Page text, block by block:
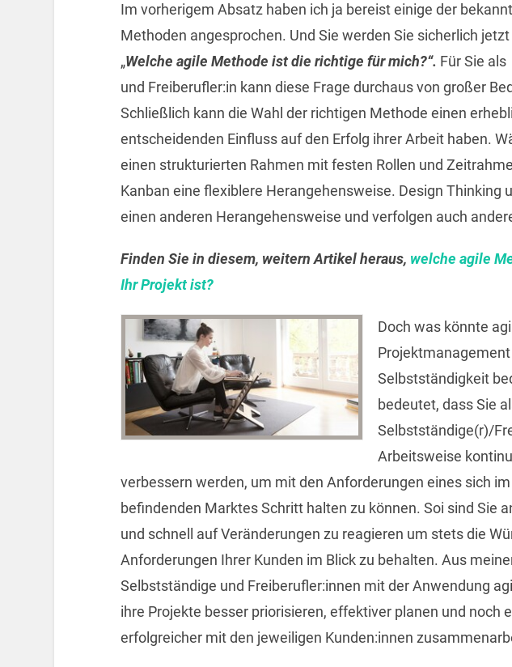
Im vorherigem Absatz haben ich ja bereist einige der
Methoden angesprochen. Und Sie werden Sie sicherlich
„Welche agile Methode ist die richtige für mich?“. Für Sie
und Freiberufler:in kann diese Frage durchaus von großer
Schließlich kann die Wahl der richtigen Methode einen
entscheidenden Einfluss auf den Erfolg ihrer Arbeit haben.
einen strukturierten Rahmen mit festen Rollen und
Kanban eine flexiblere Herangehensweise. Design Thinking
einen anderen Herangehensweise und verfolgen auch
Finden Sie in diesem, weitern Artikel heraus, welche agile
Ihr Projekt ist?
Doch was könnte
Selbstständigkeit
bedeutet, dass Sie
Selbstständige(r)/
Arbeitsweise
verbessern werden, um mit den Anforderungen eines sich
befindenden Marktes Schritt halten zu können. Soi sind Sie
und schnell auf Veränderungen zu reagieren um stets die
Anforderungen Ihrer Kunden im Blick zu behalten. Aus
Selbstständige und Freiberufler:innen mit der Anwendung
ihre Projekte besser priorisieren, effektiver planen und noch
erfolgreicher mit den jeweiligen Kunden:innen